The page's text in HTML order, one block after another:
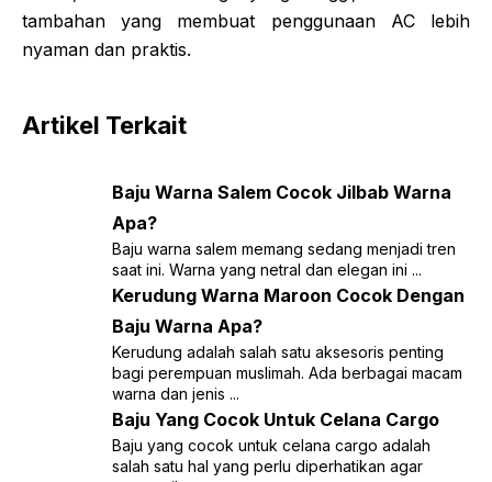
tambahan yang membuat penggunaan AC lebih
nyaman dan praktis.
Artikel Terkait
Baju Warna Salem Cocok Jilbab Warna
Apa?
Baju warna salem memang sedang menjadi tren
saat ini. Warna yang netral dan elegan ini ...
Kerudung Warna Maroon Cocok Dengan
Baju Warna Apa?
Kerudung adalah salah satu aksesoris penting
bagi perempuan muslimah. Ada berbagai macam
warna dan jenis ...
Baju Yang Cocok Untuk Celana Cargo
Baju yang cocok untuk celana cargo adalah
salah satu hal yang perlu diperhatikan agar